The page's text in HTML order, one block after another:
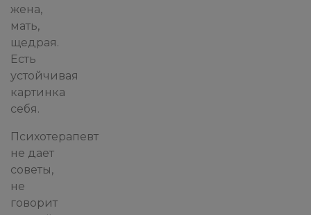
жена,
мать,
щедрая.
Есть
устойчивая
картинка
себя.
Психотерапевт
не дает
советы,
не
говорит